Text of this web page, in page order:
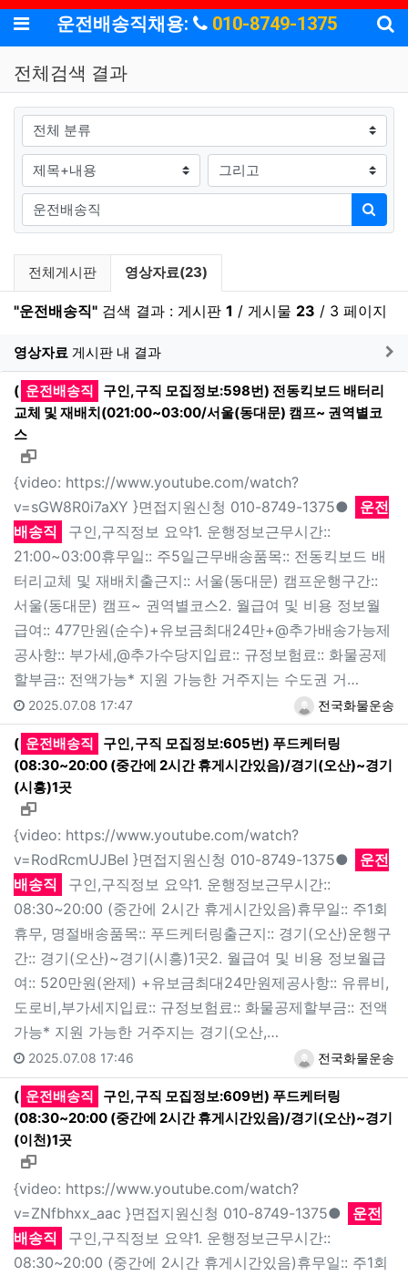
메뉴운전배송직채용: 010-8749-1375
전체검색 결과
그룹
검색조건 검색방법
검색어
검색
검색 게시판 목록
전체게시판 현재 게시판
영상자료(23)
"운전배송직" 검색 결과 : 게시판 1 / 게시물 23 / 3 페이지
영상자료 게시판 내 결과
( 운전배송직
구인,구직 모집정보:598번) 전동킥보드 배터리
교체 및 재배치(021:00~03:00/서울(동대문) 캠프~ 권역별코
스
새창으로 보기
{video: https://www.youtube.com/watch?
v=sGW8R0i7aXY }면접지원신청 010-8749-1375●
운전
배송직
구인,구직정보 요약1. 운행정보근무시간::
21:00~03:00휴무일:: 주5일근무배송품목:: 전동킥보드 배
터리교체 및 재배치출근지:: 서울(동대문) 캠프운행구간::
서울(동대문) 캠프~ 권역별코스2. 월급여 및 비용 정보월
급여:: 477만원(순수)+유보금최대24만+@추가배송가능제
공사항:: 부가세,@추가수당지입료:: 규정보험료:: 화물공제
할부금:: 전액가능* 지원 가능한 거주지는 수도권 거…
전국화물운송
2025.07.08 17:47
( 운전배송직
구인,구직 모집정보:605번) 푸드케터링
(08:30~20:00 (중간에 2시간 휴게시간있음)/경기(오산)~경기
(시흥)1곳
새창으로 보기
{video: https://www.youtube.com/watch?
v=RodRcmUJBeI }면접지원신청 010-8749-1375●
운전
배송직
구인,구직정보 요약1. 운행정보근무시간::
08:30~20:00 (중간에 2시간 휴게시간있음)휴무일:: 주1회
휴무, 명절배송품목:: 푸드케터링출근지:: 경기(오산)운행구
간:: 경기(오산)~경기(시흥)1곳2. 월급여 및 비용 정보월급
여:: 520만원(완제) +유보금최대24만원제공사항:: 유류비,
도로비,부가세지입료:: 규정보험료:: 화물공제할부금:: 전액
가능* 지원 가능한 거주지는 경기(오산,…
전국화물운송
2025.07.08 17:46
( 운전배송직
구인,구직 모집정보:609번) 푸드케터링
(08:30~20:00 (중간에 2시간 휴게시간있음)/경기(오산)~경기
(이천)1곳
새창으로 보기
{video: https://www.youtube.com/watch?
v=ZNfbhxx_aac }면접지원신청 010-8749-1375●
운전
배송직
구인,구직정보 요약1. 운행정보근무시간::
08:30~20:00 (중간에 2시간 휴게시간있음)휴무일:: 주1회